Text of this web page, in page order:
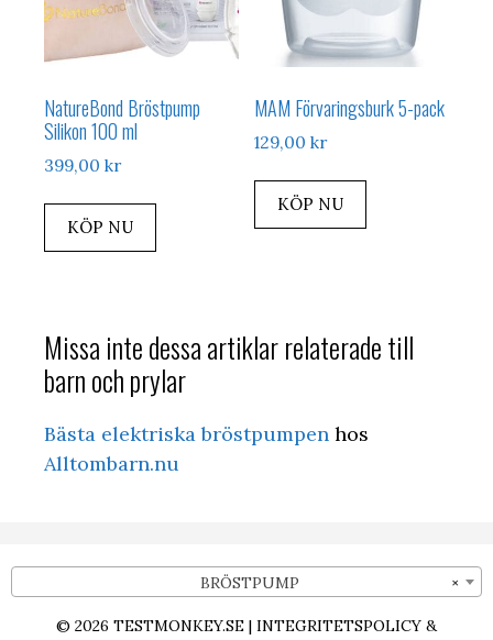
NatureBond Bröstpump
Silikon 100 ml
399,00 kr
KÖP NU
MAM Förvaringsburk 5-pack
129,00kr
KÖP NU
Missa inte dessa artiklar relaterade till
barn och prylar
Bästa elektriska bröstpumpen hos
Alltombarn.nu
×
BRÖSTPUMP
© 2026 TESTMONKEY.SE | INTEGRITETSPOLICY &